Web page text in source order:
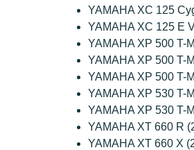
YAMAHA XC 125
YAMAHA XC 125 E
YAMAHA XP 500 T-
YAMAHA XP 500 T-
YAMAHA XP 500 T-
YAMAHA XP 530 T-
YAMAHA XP 530 T-
YAMAHA XT 660 R
YAMAHA XT 660 X